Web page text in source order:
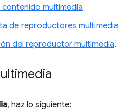
multimedia
de reproductores multimedia
del reproductor multimedia.
, haz lo siguiente: